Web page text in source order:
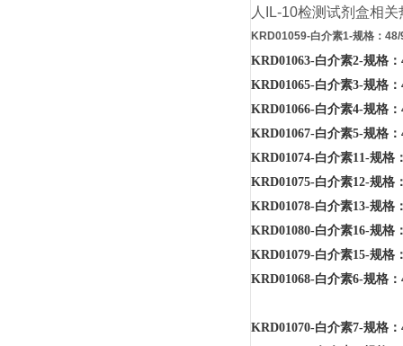
人IL-10检测试剂盒相
KRD01059-白介素1-规格：
KRD01063-白介素2-规格
KRD01065-白介素3-规格
KRD01066-白介素4-规格
KRD01067-白介素5-规格
KRD01074-白介素11-规格
KRD01075-白介素12-规格
KRD01078-白介素13-规格
KRD01080-白介素16-规格
KRD01079-白介素15-规格
KRD01068-白介素6-规格
KRD01070-白介素7-规格